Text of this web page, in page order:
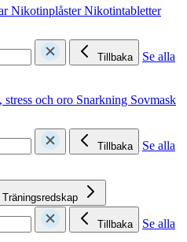
NikotinplåsterNikotintabletter
Tillbaka
Se alla
stress och oro Snarkning Sovmask
Tillbaka
Se alla
Träningsredskap
Tillbaka
Se alla